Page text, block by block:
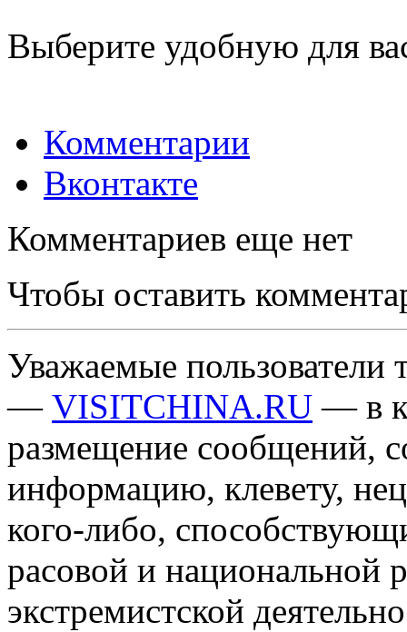
Выберите удобную для
Комментарии
Вконтакте
Комментариев еще нет
Чтобы оставить
Уважаемые пользователи
— VISITCHINA.RU — в
размещение сообщений,
информацию, клевету,
кого-либо,
расовой и национальной
экстремистской